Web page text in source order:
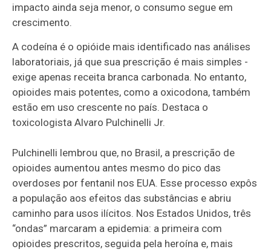
impacto ainda seja menor, o consumo segue em
crescimento.
A codeína é o opióide mais identificado nas análises
laboratoriais, já que sua prescrição é mais simples -
exige apenas receita branca carbonada. No entanto,
opioides mais potentes, como a oxicodona, também
estão em uso crescente no país. Destaca o
toxicologista Alvaro Pulchinelli Jr.
Pulchinelli lembrou que, no Brasil, a prescrição de
opioides aumentou antes mesmo do pico das
overdoses por fentanil nos EUA. Esse processo expôs
a população aos efeitos das substâncias e abriu
caminho para usos ilícitos. Nos Estados Unidos, três
“ondas” marcaram a epidemia: a primeira com
opioides prescritos, seguida pela heroína e, mais